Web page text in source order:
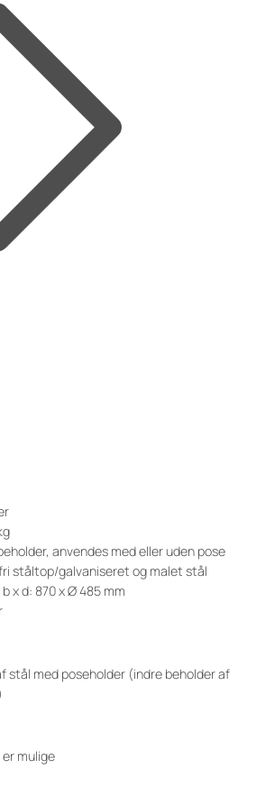
anvendes med eller uden pose
ståltop/galvaniseret og malet stål
x d: 870 x Ø 485 mm
stål med poseholder (indre beholder af
er mulige